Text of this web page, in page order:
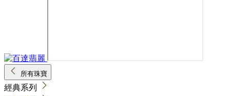
所有珠寶
經典系列